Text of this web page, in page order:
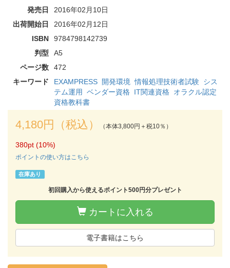
発売日
2016年02月10日
出荷開始日
2016年02月12日
ISBN
9784798142739
判型
A5
ページ数
472
キーワード
EXAMPRESS 開発環境 情報処理技術者試験 シス
テム運用
ベンダー資格 IT関連資格 オラクル認定
資格教科書
4,180円（税込） （本体3,800円＋税10％）
380pt (10%)
ポイントの使い方はこちら
在庫あり
初回購入から使えるポイント500円分プレゼント
カートに入れる
電子書籍はこちら